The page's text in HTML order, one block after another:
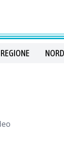
REGIONE